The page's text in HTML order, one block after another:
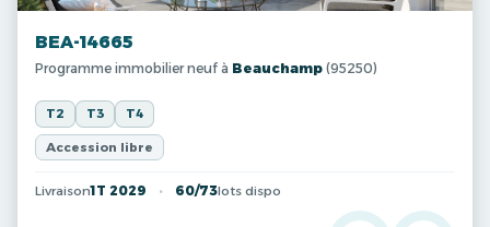
BEA-14665
Programme immobilier neuf à Beauchamp (95250)
T2 T3 T4
Accession libre
Livraison1T 2029 60/73lots dispo